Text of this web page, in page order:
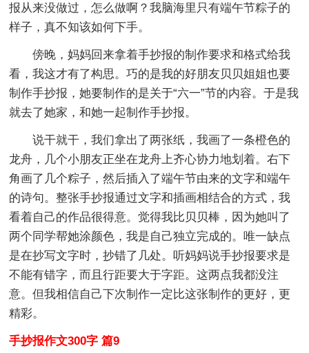
报从来没做过，怎么做啊？我脑海里只有端午节粽子的
样子，真不知该如何下手。
傍晚，妈妈回来拿着手抄报的制作要求和格式给我
看，我这才有了构思。巧的是我的好朋友贝贝姐姐也要
制作手抄报，她要制作的是关于“六一”节的内容。于是我
就去了她家，和她一起制作手抄报。
说干就干，我们拿出了两张纸，我画了一条橙色的
龙舟，几个小朋友正坐在龙舟上齐心协力地划着。右下
角画了几个粽子，然后插入了端午节由来的文字和端午
的诗句。整张手抄报通过文字和插画相结合的方式，我
看着自己的作品很得意。觉得我比贝贝棒，因为她叫了
两个同学帮她涂颜色，我是自己独立完成的。唯一缺点
是在抄写文字时，抄错了几处。听妈妈说手抄报要求是
不能有错字，而且行距要大于字距。这两点我都没注
意。但我相信自己下次制作一定比这张制作的更好，更
精彩。
手抄报作文300字 篇9